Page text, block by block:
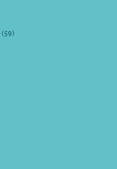
(59)